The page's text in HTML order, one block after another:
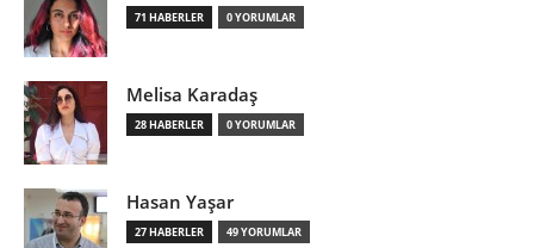
71 HABERLER 0 YORUMLAR
Melisa Karadaş
28 HABERLER 0 YORUMLAR
Hasan Yaşar
27 HABERLER 49 YORUMLAR